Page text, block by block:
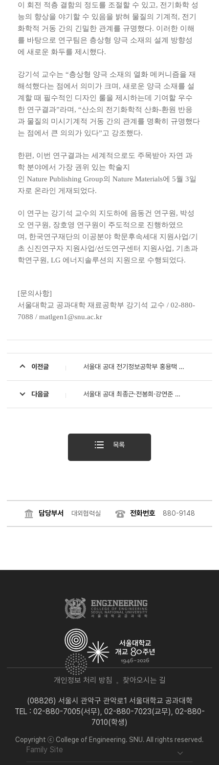
이 회전 적층 결함의 정도를 조절할 수 있고, 전기화학 성
능의 향상을 야기할 수 있음을 밝혀 물질의 기계적, 전기
화학적 거동 간의 긴밀한 관계를 규명했다. 이러한 이해
를 바탕으로 연구팀은 층상형 양극 소재의 설계 방향성
에 새로운 화두를 제시했다.
강기석 교수는 “층상형 양극 소재의 열화 메커니즘을 재
해석했다는 점에서 의미가 크며, 새로운 양극 소재를 설
계할 때 필수적인 디자인 룰을 제시하는데 기여할 우수
한 연구결과”라며, “산소의 전기화학적 산화-환원 반응
과 물질의 미시기계적 거동 간의 관계를 명확히 규명했다
는 점에서 큰 의의가 있다”고 강조했다.
한편, 이번 연구결과는 세계적으로도 주목받아 자연 과
학 분야에서 가장 권위 있는 학술지
인 Nature Publishing Group의 Nature Materials에 5월 3일
자로 온라인 게재되었다.
이 연구는 강기석 교수의 지도하에 음동건 연구원, 박성
오 연구원, 장호영 연구원이 주도적으로 진행하였으
며, 한국연구재단의 이공분야 학문후속세대 지원사업/기
초 신진연구자 지원사업/선도연구센터 지원사업, 기초과
학연구원, LG 에너지솔루션의 지원으로 수행되었다.
[문의사항]
서울대학교 공과대학 재료공학부 강기석 교수 / 02-880-
7088 / matlgen1@snu.ac.kr
이전글 서울대 공대 전기정보공학부 홍용택 교수팀, 미세 전자 소자를 연결하는 '위치 선택적 집적 기술' 개발
다음글 서울대 공대 최종근·전봉희·강연준 교수, 2024년 훌륭한 공대 교수상 수상
목록
담당부서 대외협력실 전화번호 880-9148
개인정보 처리 방침 찾아오시는 길
(08826) 서울시 관악구 관악로1 서울대학교 공과대학
TEL : 02-880-7005(서무), 02-880-7023(교무), 02-880-
7010(학생)
Copyright ⓒ College of Engineering. SNU. All rights reserved.
Family Site